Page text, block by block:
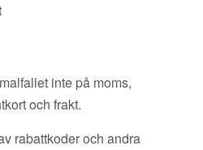
inte på moms,
och frakt.
rabattkoder och andra